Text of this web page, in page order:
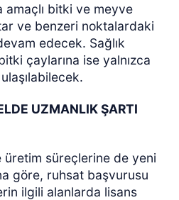
amaçlı bitki ve meyve
ve benzeri noktalardaki
edecek. Sağlık
çaylarına ise yalnızca
UZMANLIK ŞARTI
üretim süreçlerine de yeni
göre, ruhsat başvurusu
ilgili alanlarda lisans